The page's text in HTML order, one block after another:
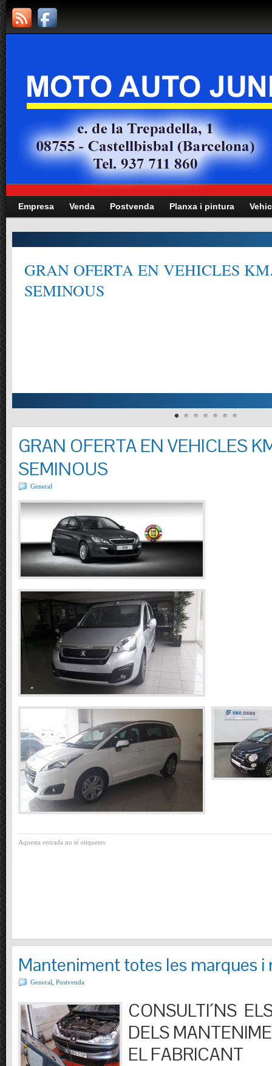
Empresa Venda Postvenda Planxa i pintura
GRAN OFERTA EN VEHICLES
SEMINOUS
GRAN OFERTA EN VEHICLES
SEMINOUS
General
Aquesta entrada no té etiquetes
Manteniment totes les marques i
General Postvenda
CONSULTI´NS
DELS
EL FABRICANT